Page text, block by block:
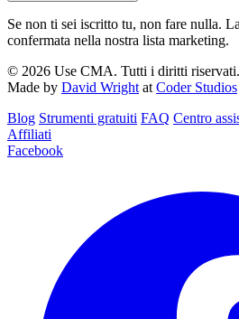
Se non ti sei iscritto tu, non fare nulla.
confermata nella nostra lista marketing.
© 2026 Use CMA. Tutti i diritti riservati.
Made by David Wright at Coder Studios
Blog‎ Strumenti gratuiti FAQ Centro
Affiliati
Facebook